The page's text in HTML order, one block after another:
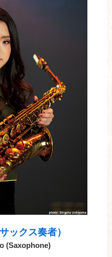
ックス奏者）
(Saxophone)